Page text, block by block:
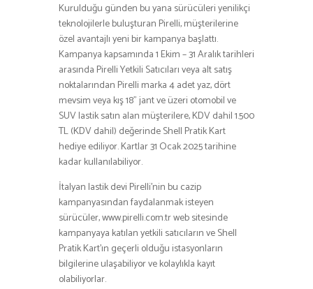
Kurulduğu günden bu yana sürücüleri yenilikçi
teknolojilerle buluşturan Pirelli, müşterilerine
özel avantajlı yeni bir kampanya başlattı.
Kampanya kapsamında 1 Ekim – 31 Aralık tarihleri
arasında Pirelli Yetkili Satıcıları veya alt satış
noktalarından Pirelli marka 4 adet yaz, dört
mevsim veya kış 18” jant ve üzeri otomobil ve
SUV lastik satın alan müşterilere, KDV dahil 1.500
TL (KDV dahil) değerinde Shell Pratik Kart
hediye ediliyor. Kartlar 31 Ocak 2025 tarihine
kadar kullanılabiliyor.
İtalyan lastik devi Pirelli’nin bu cazip
kampanyasından faydalanmak isteyen
sürücüler, www.pirelli.com.tr web sitesinde
kampanyaya katılan yetkili satıcıların ve Shell
Pratik Kart’ın geçerli olduğu istasyonların
bilgilerine ulaşabiliyor ve kolaylıkla kayıt
olabiliyorlar.